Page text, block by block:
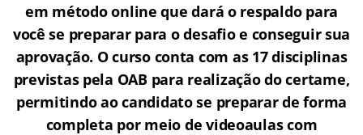
em método online que dará o respaldo para
você se preparar para o desafio e conseguir sua
aprovação. O curso conta com as 17 disciplinas
previstas pela OAB para realização do certame,
permitindo ao candidato se preparar de forma
completa por meio de videoaulas com